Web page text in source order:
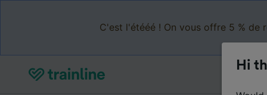
C'est l'étééé ! On vous offre 5 %
Hi